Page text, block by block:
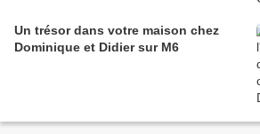
Un trésor dans votre maison chez
Dominique et Didier sur M6